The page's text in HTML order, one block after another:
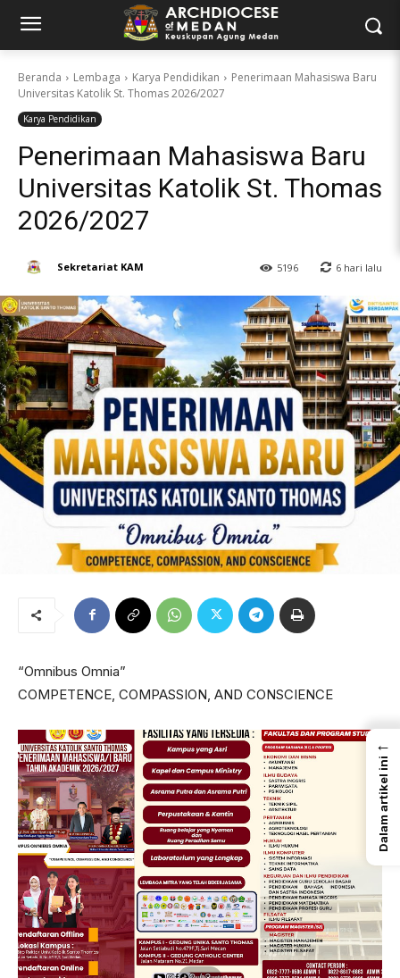
Beranda Lembaga Karya Pendidikan
Penerimaan Mahasiswa Baru
Universitas Katolik St. Thomas 2026/2027
Karya Pendidikan
Penerimaan Mahasiswa Baru
Universitas Katolik St. Thomas
2026/2027
6 hari lalu
5196
Sekretariat KAM
“Omnibus Omnia”
COMPETENCE, COMPASSION, AND CONSCIENCE
←
Dalam artikel ini